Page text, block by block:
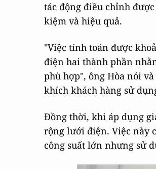
tác động điều chỉnh
kiệm và hiệu quả.
"Việc tính toán được
điện hai thành phần
phù hợp", ông Hòa nói
khích khách hàng sử
Đồng thời, khi áp dụng
rộng lưới điện. Việc này
công suất lớn nhưng sử